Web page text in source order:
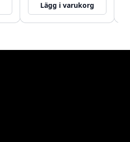
Lägg i varukorg